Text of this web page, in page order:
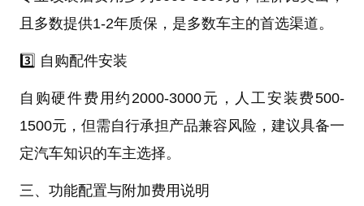
且多数提供1-2年质保，是多数车主的首选渠道。
3️⃣ 自购配件安装
自购硬件费用约2000-3000元，人工安装费500-
1500元，但需自行承担产品兼容风险，建议具备一
定汽车知识的车主选择。
三、功能配置与附加费用说明